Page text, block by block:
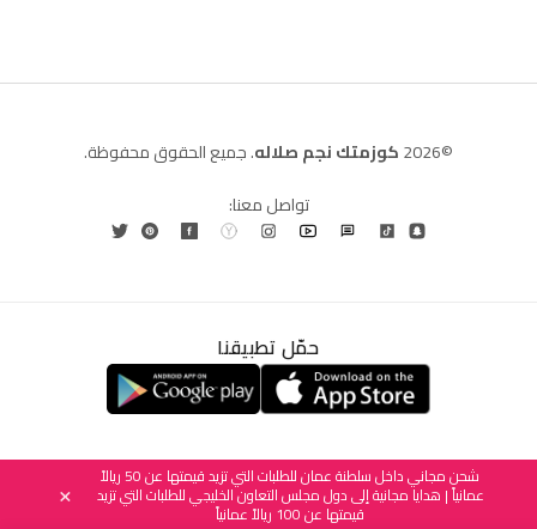
©2026 كوزمتك نجم صلاله. جميع الحقوق محفوظة.
تواصل معنا:
حمّل تطبيقنا
شحن مجاني داخل سلطنة عمان للطلبات التي تزيد قيمتها عن 50 ريالاً
عمانياً | هدايا مجانية إلى دول مجلس التعاون الخليجي للطلبات التي تزيد
قيمتها عن 100 ريالاً عمانياً
×
العربية English
(الإنجليزية)